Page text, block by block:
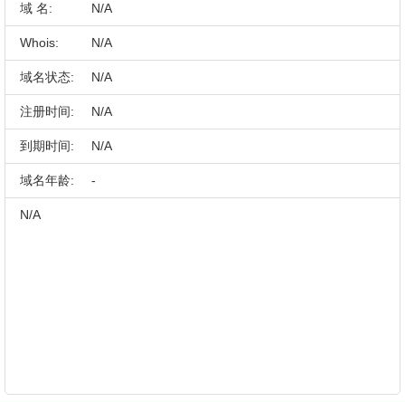
域 名: N/A
Whois: N/A
域名状态: N/A
注册时间: N/A
到期时间: N/A
域名年龄: -
N/A